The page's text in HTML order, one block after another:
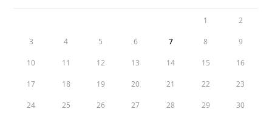
1 2
3 4 5 6 7 8 9
10 11 12 13 14 15 16
17 18 19 20 21 22 23
24 25 26 27 28 29 30